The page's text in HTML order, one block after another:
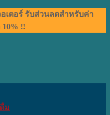
เตอร์ รับส่วนลดสำหรับค่า
!!
ม